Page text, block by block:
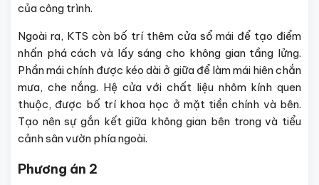
của công trình.
Ngoài ra, KTS còn bố trí thêm cửa sổ mái để tạo điểm
nhấn phá cách và lấy sáng cho không gian tầng lửng.
Phần mái chính được kéo dài ở giữa để làm mái hiên chắn
mưa, che nắng. Hệ cửa với chất liệu nhôm kính quen
thuộc, được bố trí khoa học ở mặt tiền chính và bên.
Tạo nên sự gắn kết giữa không gian bên trong và tiểu
cảnh sân vườn phía ngoài.
Phương án 2